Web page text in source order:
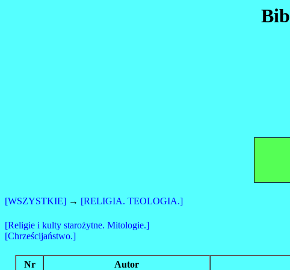
[WSZYSTKIE] → [RELIGIA. TEOLOGIA.]
[Religie i kulty starożytne. Mitologie.]
[Chrześcijaństwo.]
Nr Autor